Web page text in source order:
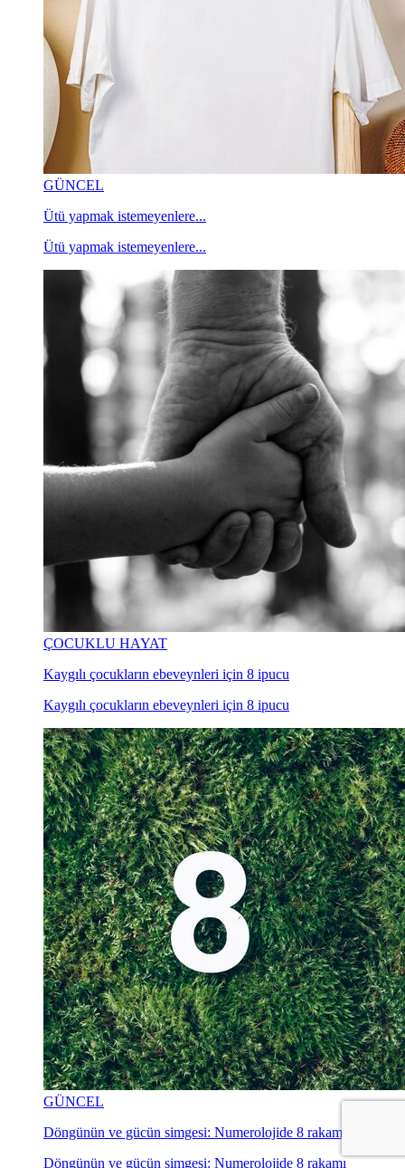
GÜNCEL
Ütü yapmak istemeyenlere...
Ütü yapmak istemeyenlere...
ÇOCUKLU HAYAT
Kaygılı çocukların ebeveynleri için 8 ipucu
Kaygılı çocukların ebeveynleri için 8 ipucu
GÜNCEL
Döngünün ve gücün simgesi: Numerolojide 8 rakamı
Döngünün ve gücün simgesi: Numerolojide 8 rakamı